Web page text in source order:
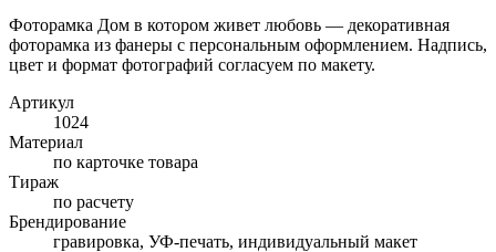
Фоторамка Дом в котором живет любовь — декоративная
фоторамка из фанеры с персональным оформлением. Надпись,
цвет и формат фотографий согласуем по макету.
Артикул
1024
Материал
по карточке товара
Тираж
по расчету
Брендирование
гравировка, УФ-печать, индивидуальный макет